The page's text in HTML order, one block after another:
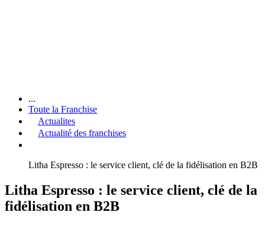
...
Toute la Franchise
Actualites
Actualité des franchises
Litha Espresso : le service client, clé de la fidélisation en B2B
Litha Espresso : le service client, clé de la
fidélisation en B2B